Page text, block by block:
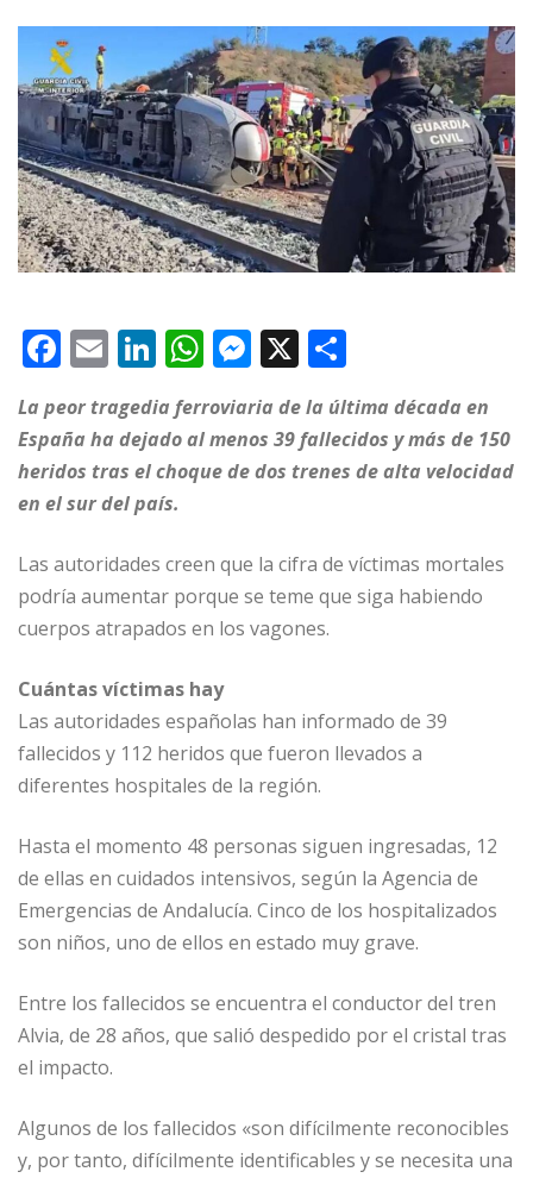
F
c
e
b
o
k
E
ai
l
Li
n
k
e
dI
W
at
s
p
M
e
ss
e
e
r
X
o
m
p
r
La peor tragedia ferroviaria de la última década en
España ha dejado al menos 39 fallecidos y más de 150
heridos tras el choque de dos trenes de alta velocidad
en el sur del país.
Las autoridades creen que la cifra de víctimas mortales
podría aumentar porque se teme que siga habiendo
cuerpos atrapados en los vagones.
Cuántas víctimas hay
Las autoridades españolas han informado de 39
fallecidos y 112 heridos que fueron llevados a
diferentes hospitales de la región.
Hasta el momento 48 personas siguen ingresadas, 12
de ellas en cuidados intensivos, según la Agencia de
Emergencias de Andalucía. Cinco de los hospitalizados
son niños, uno de ellos en estado muy grave.
Entre los fallecidos se encuentra el conductor del tren
Alvia, de 28 años, que salió despedido por el cristal tras
el impacto.
Algunos de los fallecidos «son difícilmente reconocibles
y, por tanto, difícilmente identificables y se necesita una